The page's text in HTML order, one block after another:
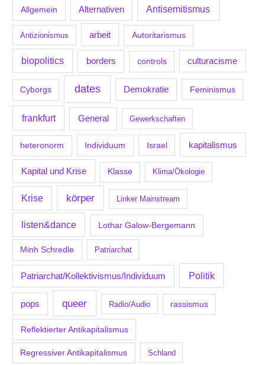
Allgemein Alternativen Antisemitismus
Antizionismus arbeit Autoritarismus
biopolitics borders controls culturacisme
Cyborgs dates Demokratie Feminismus
frankfurt General Gewerkschaften
heteronorm Individuum Israel kapitalismus
Kapital und Krise Klasse Klima/Ökologie
Krise körper Linker Mainstream
listen&dance Lothar Galow-Bergemann
Minh Schredle Patriarchat
Patriarchat/Kollektivismus/Individuum Politik
pops queer Radio/Audio rassismus
Reflektierter Antikapitalismus
Regressiver Antikapitalismus Schland